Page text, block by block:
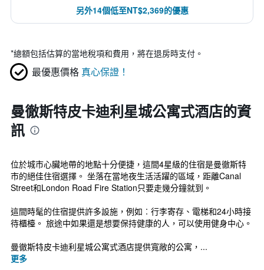
另外14個低至NT$2,369的優惠
*總額包括估算的當地稅項和費用，將在退房時支付。
最優惠價格 真心保證！
曼徹斯特皮卡迪利星城公寓式酒店的資
訊
位於城市心臟地帶的地點十分便捷，這間4星級的住宿是曼徹斯特
市的絕佳住宿選擇。 坐落在當地夜生活活躍的區域，距離Canal
Street和London Road Fire Station只要走幾分鐘就到。
這間時髦的住宿提供許多設施，例如︰行李寄存、電梯和24小時接
待櫃檯。 旅途中如果還是想要保持健康的人，可以使用健身中心。
曼徹斯特皮卡迪利星城公寓式酒店提供寬敞的公寓，...
更多